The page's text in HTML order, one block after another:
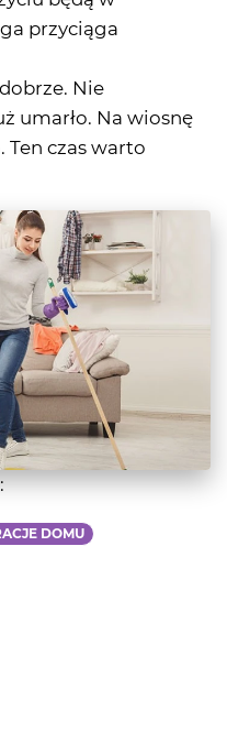
przyciąga
Nie
umarło. Na wiosnę
Ten czas warto
DOMU